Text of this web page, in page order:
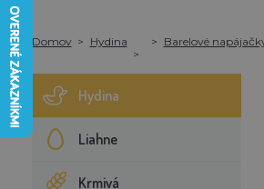
Domov Hydina Barelové
Hydina
Liahne
Krmivá